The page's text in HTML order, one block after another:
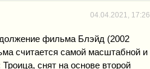
04.04.2021, 17:26
фильма Блэйд (2002
считается самой масштабной и
снят на основе второй